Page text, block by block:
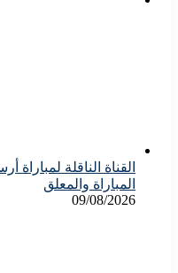
القناة الناقلة لمباراة
المباراة والمعلق
09/08/2026